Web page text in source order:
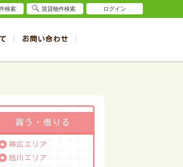
の1DK～1LDK賃貸
の2K～2LDK賃貸
の3K～3LDK賃貸
の4K以上賃貸
の1DK～1LDK賃貸
の2K～2LDK賃貸
の3K～3LDK賃貸
の4K以上賃貸
お問い合わせ
買う・借りる
帯広エリア
旭川エリア
検索 賃貸物件検索 ログイン